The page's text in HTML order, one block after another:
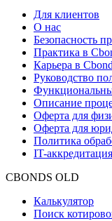
Для клиентов
О нас
Безопасность
Практика в
Карьера в
Руководство
Описание
Оферта для
Оферта для
Политика
IT-аккредитация
CBONDS OLD
Калькулятор
Поиск